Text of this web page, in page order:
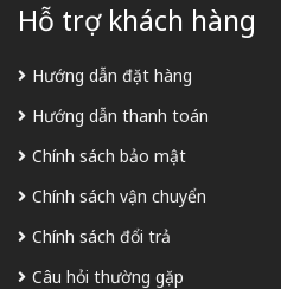
Hỗ trợ khách hàng
Hướng dẫn đặt hàng
Hướng dẫn thanh toán
Chính sách bảo mật
Chính sách vận chuyển
Chính sách đổi trả
Câu hỏi thường gặp